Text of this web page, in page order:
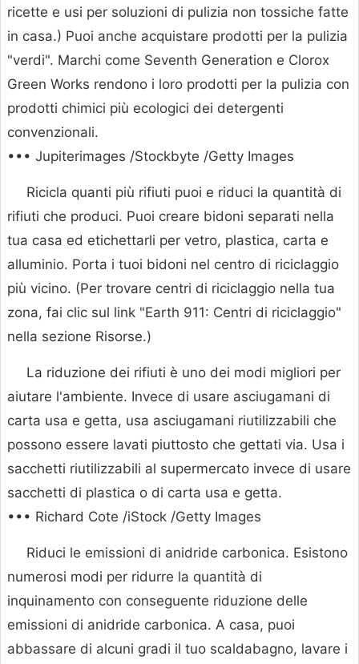
ricette e usi per soluzioni di pulizia non tossiche fatte
in casa.) Puoi anche acquistare prodotti per la pulizia
"verdi". Marchi come Seventh Generation e Clorox
Green Works rendono i loro prodotti per la pulizia con
prodotti chimici più ecologici dei detergenti
convenzionali.
••• Jupiterimages /Stockbyte /Getty Images
Ricicla quanti più rifiuti puoi e riduci la quantità di
rifiuti che produci. Puoi creare bidoni separati nella
tua casa ed etichettarli per vetro, plastica, carta e
alluminio. Porta i tuoi bidoni nel centro di riciclaggio
più vicino. (Per trovare centri di riciclaggio nella tua
zona, fai clic sul link "Earth 911: Centri di riciclaggio"
nella sezione Risorse.)
La riduzione dei rifiuti è uno dei modi migliori per
aiutare l'ambiente. Invece di usare asciugamani di
carta usa e getta, usa asciugamani riutilizzabili che
possono essere lavati piuttosto che gettati via. Usa i
sacchetti riutilizzabili al supermercato invece di usare
sacchetti di plastica o di carta usa e getta.
••• Richard Cote /iStock /Getty Images
Riduci le emissioni di anidride carbonica. Esistono
numerosi modi per ridurre la quantità di
inquinamento con conseguente riduzione delle
emissioni di anidride carbonica. A casa, puoi
abbassare di alcuni gradi il tuo scaldabagno, lavare i